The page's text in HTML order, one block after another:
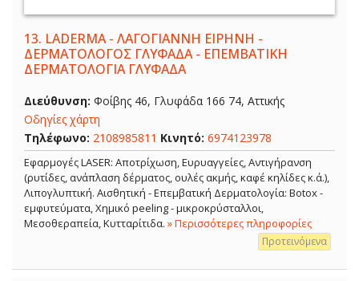
13. LADERMA - ΛΑΓΟΓΙΑΝΝΗ ΕΙΡΗΝΗ -
ΔΕΡΜΑΤΟΛΟΓΟΣ ΓΛΥΦΑΔΑ - ΕΠΕΜΒΑΤΙΚΗ
ΔΕΡΜΑΤΟΛΟΓΙΑ ΓΛΥΦΑΔΑ
Διεύθυνση: Φοίβης 46, Γλυφάδα 166 74, Αττικής
Οδηγίες χάρτη
Τηλέφωνο: 2108985811 Κινητό: 6974123978
Εφαρμογές LASER: Αποτρίχωση, Ευρυαγγείες, Αντιγήρανση
(ρυτίδες, ανάπλαση δέρματος, ουλές ακμής, καφέ κηλίδες κ.ά.),
Λιπογλυπτική. Αισθητική - Επεμβατική Δερματολογία: Botox -
εμφυτεύματα, Χημικό peeling - μικροκρύσταλλοι,
Μεσοθεραπεία, Κυτταρίτιδα. » Περισσότερες πληροφορίες
Προτεινόμενα